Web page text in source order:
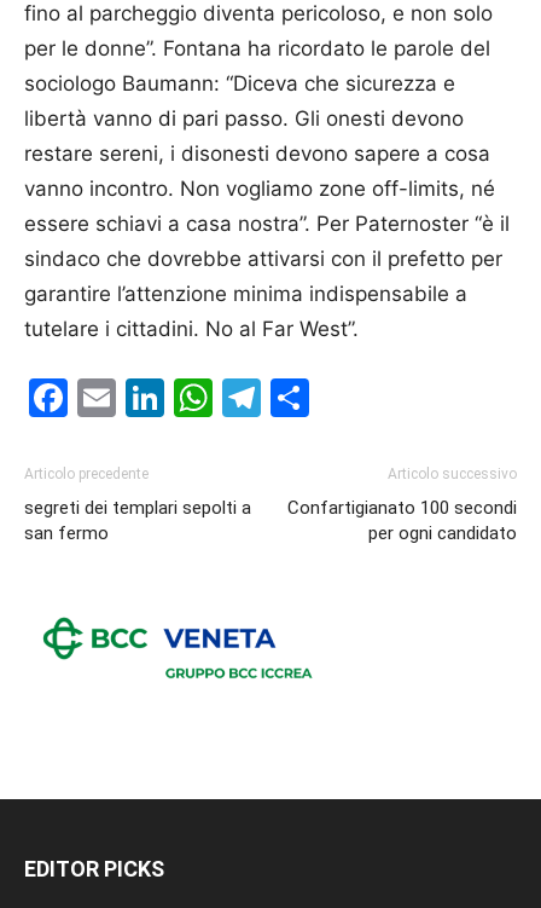
fino al parcheggio diventa pericoloso, e non solo
per le donne”. Fontana ha ricordato le parole del
sociologo Baumann: “Diceva che sicurezza e
libertà vanno di pari passo. Gli onesti devono
restare sereni, i disonesti devono sapere a cosa
vanno incontro. Non vogliamo zone off-limits, né
essere schiavi a casa nostra”. Per Paternoster “è il
sindaco che dovrebbe attivarsi con il prefetto per
garantire l’attenzione minima indispensabile a
tutelare i cittadini. No al Far West”.
Facebook
EmailLinkedIn
WhatsApp
Telegram
Articolo precedente
segreti dei templari sepolti a
san fermo
Articolo successivo
Confartigianato 100 secondi
per ogni candidato
EDITOR PICKS